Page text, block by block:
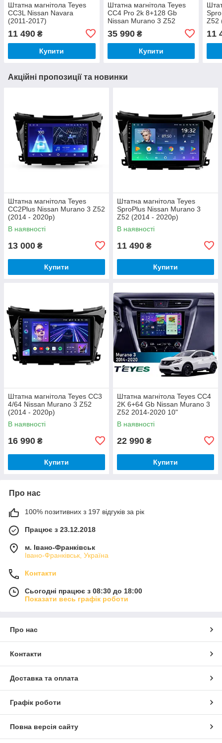
Штатна магнітола Teyes
CC3L Nissan Navara
(2011-2017)
11 490 ₴
Купити
Штатна магнітола Teyes
CC4 Pro 2k 8+128 Gb
Nissan Murano 3 Z52
35 990₴
Купити
Z52
11
Акційні пропозиції та новинки
Штатна магнітола Teyes
CC2Plus Nissan Murano 3 Z52
(2014 - 2020р)
В наявності
13 000 ₴
Купити
Штатна магнітола Teyes
SproPlus Nissan Murano 3
Z52 (2014 - 2020р)
В наявності
11 490 ₴
Купити
Штатна магнітола Teyes CC3
4/64 Nissan Murano 3 Z52
(2014 - 2020р)
В наявності
16 990 ₴
Купити
Штатна магнітола Teyes CC4
2K 6+64 Gb Nissan Murano 3
Z52 2014-2020 10"
В наявності
22 990 ₴
Купити
Про нас
100% позитивних з 197 відгуків за рік
Працює з 23.12.2018
м. Івано-Франківськ
Івано-Франківськ, Україна
Контакти
Сьогодні працює з 08:30 до 18:00
Показати весь графік роботи
Про нас
Контакти
Доставка та оплата
Графік роботи
Повна версія сайту